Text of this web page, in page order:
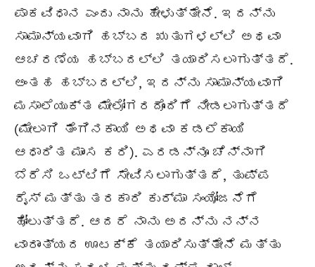
ಪಾಕವಿಧಾನ ಎಂದು ನಾನು ಹೇಳುತ್ತೇನೆ. ಇದನ್ನು
ಸಾಮಾನ್ಯವಾಗಿ ಹಬ್ಬದ ಋತುಗಳಲ್ಲಿ ಅಥವಾ
ಆಚರಣೆಯ ಹಬ್ಬದಲ್ಲಿ ತಯಾರಿಸಲಾಗುತ್ತದೆ.
ಅಂತಹ ಹಬ್ಬದಲ್ಲಿ, ಇದನ್ನು ಸಾಮಾನ್ಯವಾಗಿ
ಮಸಾಲೆಯುಕ್ತ ಮೇಲೋಗರದೊಂದಿಗೆ ನೀಡಲಾಗುತ್ತದೆ
(ಮೇಲಾಗಿ ತೆಂಗಿನಕಾಯಿ ಅಥವಾ ಕಡಲೆಕಾಯಿ
ಆಧಾರಿತ ಮಾಂಸ ಕರಿ). ಎರಡನ್ನೂ ಚೆನ್ನಾಗಿ
ಬೆರೆಸಿ ಒಟ್ಟಿಗೆ ಸೇವಿಸಲಾಗುತ್ತದೆ, ತುಪ್ಪ
ರೈಸ್ ಮತ್ತು ತರಕಾರಿ ಕುರ್ಮಾ ಸಂಯೋಜನೆಗೆ
ಹೋಲುತ್ತದೆ. ಆದರೆ ನಾನು ಅದನ್ನು ನನ್ನ
ವಾರಾಂತ್ಯದ ಊಟಕ್ಕೆ ತಯಾರಿಸುತ್ತೇನೆ ಮತ್ತು